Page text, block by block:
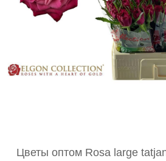
Цветы оптом Rosa large